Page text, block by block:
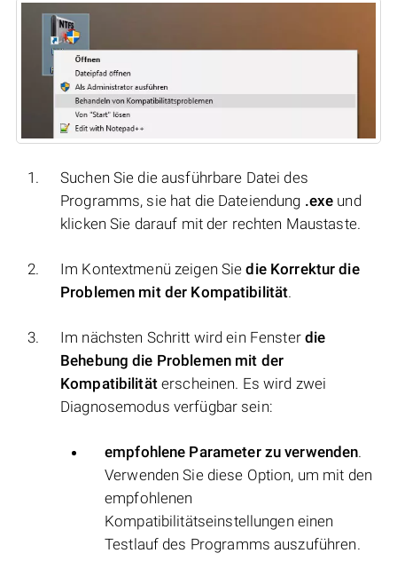
Suchen Sie die ausführbare Datei des
Programms, sie hat die Dateiendung .exe und
klicken Sie darauf mit der rechten Maustaste.
Im Kontextmenü zeigen Siedie Korrektur die
Problemen mit der Kompatibilität.
Im nächsten Schritt wird ein Fenster die
Behebung die Problemen mit der
Kompatibilitäterscheinen. Es wird zwei
Diagnosemodus verfügbar sein:
empfohlene Parameter zu verwenden.
Verwenden Sie diese Option, um mit den
empfohlenen
Kompatibilitätseinstellungen einen
Testlauf des Programms auszuführen.